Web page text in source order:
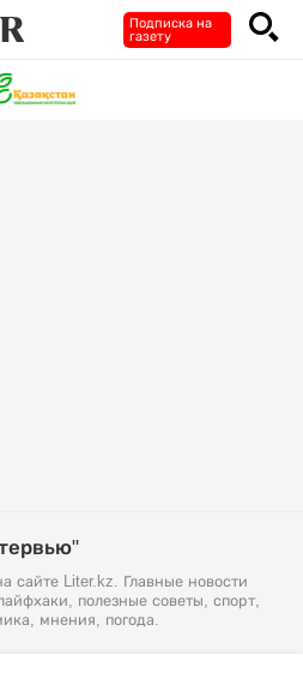
Подписка на
газету
сайте Liter.kz. Главные новости
полезные советы, спорт,
мнения, погода.